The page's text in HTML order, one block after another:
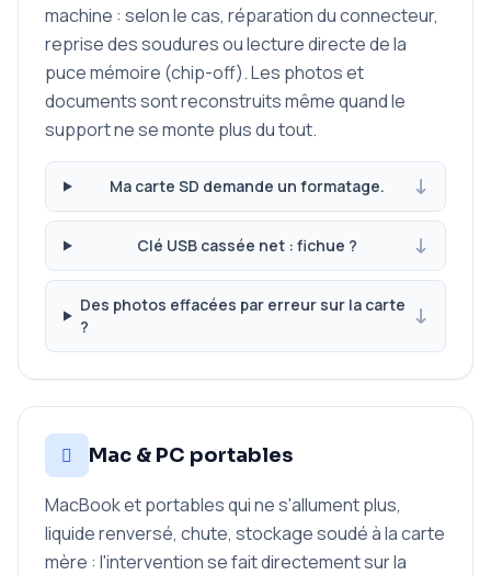
machine : selon le cas, réparation du connecteur,
reprise des soudures ou lecture directe de la
puce mémoire (chip-off). Les photos et
documents sont reconstruits même quand le
support ne se monte plus du tout.
Ma carte SD demande un formatage.
Clé USB cassée net : fichue ?
Des photos effacées par erreur sur la carte
?
Mac & PC portables
MacBook et portables qui ne s'allument plus,
liquide renversé, chute, stockage soudé à la carte
mère : l'intervention se fait directement sur la